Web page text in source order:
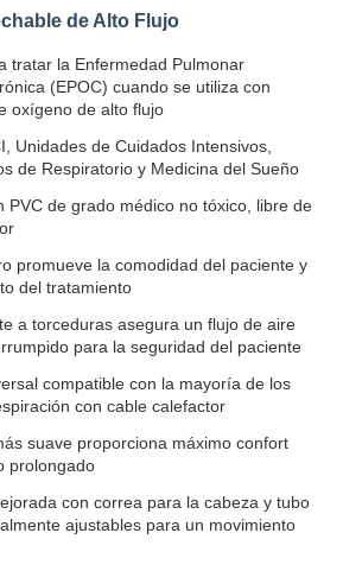
de Alto Flujo
tratar la Enfermedad Pulmonar
(EPOC) cuando se utiliza con
oxígeno de alto flujo
Unidades de Cuidados Intensivos,
de Respiratorio y Medicina del Sueño
PVC de grado médico no tóxico, libre de
promueve la comodidad del paciente y
del tratamiento
a torceduras asegura un flujo de aire
para la seguridad del paciente
compatible con la mayoría de los
con cable calefactor
suave proporciona máximo confort
prolongado
con correa para la cabeza y tubo
ajustables para un movimiento